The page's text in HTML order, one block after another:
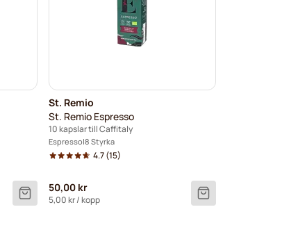
St. Remio
St. Remio Espresso
10 kapslar till Caffitaly
Espresso 8 Styrka
4.7(15)
50,00 kr
5,00 kr/ kopp